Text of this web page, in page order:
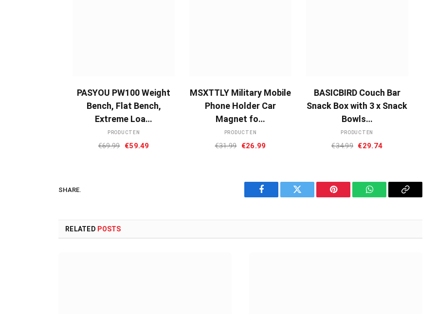
PASYOU PW100 Weight
Bench, Flat Bench,
Extreme Loa…
PRODUCTEN
€69.99 Oorspronkelijke
€59.49
MSXTTLY Military Mobile
Phone Holder Car
Magnet fo…
PRODUCTEN
€31.99 Oorspronkelijke
€31.99.
€26.99
€26.99.
BASICBIRD Couch Bar
Snack Box with 3 x Snack
Bowls…
PRODUCTEN
€34.99 Oorspronkelijke
€34.99.
€29.74Huidige
€29.74.
SHARE.
Facebook Twitter Pinterest WhatsAppCopy
RELATED POSTS